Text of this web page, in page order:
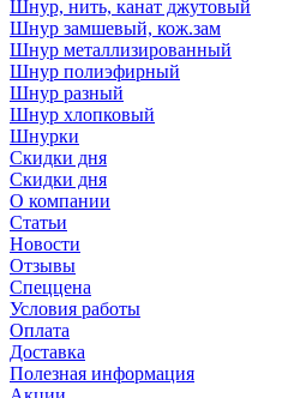
Шнур, нить, канат джутовый
Шнур замшевый, кож.зам
Шнур металлизированный
Шнур полиэфирный
Шнур разный
Шнур хлопковый
Шнурки
Скидки дня
Скидки дня
О компании
Статьи
Новости
Отзывы
Спеццена
Условия работы
Оплата
Доставка
Полезная информация